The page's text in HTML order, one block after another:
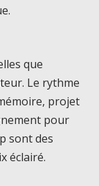
que
Le rythme
projet
pour
sont des
éclairé.